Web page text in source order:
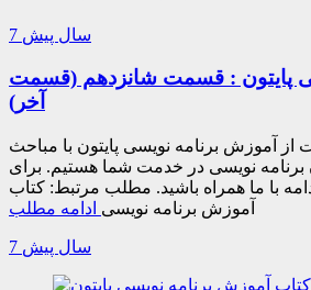
7 سال پیش
پایتون : قسمت شانزدهم (قسمت
آخر)
آموزش برنامه نویسی پایتون با مباحث
نویسی در خدمت شما هستیم. برای
با ما همراه باشید. مطلب مرتبط: کتاب
آموزش برنامه نویسی ادامه مطلب
7 سال پیش